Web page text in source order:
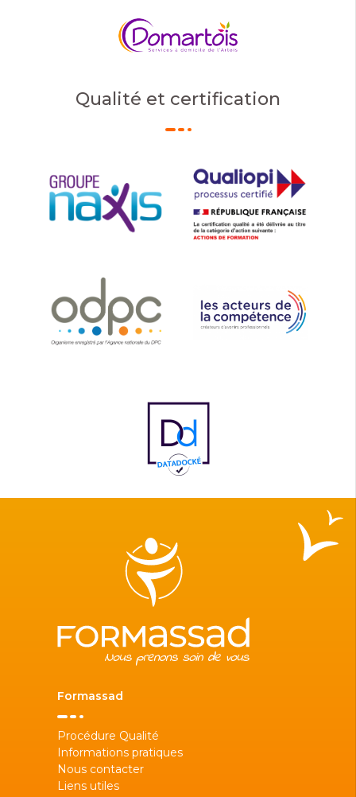
Qualité et certification
Formassad
Procédure Qualité
Informations pratiques
Nous contacter
Liens utiles